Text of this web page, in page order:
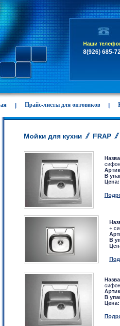
Прайс-листы для оптовиков
Наши
8(926) 685-
Мойки для кухни FRAP
В
Цена:
+
В
В
Цена: